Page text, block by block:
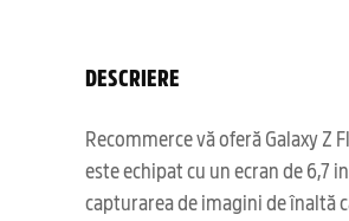
DESCRIERE
Recommerce vă oferă Galaxy
este echipat cu un ecran de 6,7
capturarea de imagini de înaltă